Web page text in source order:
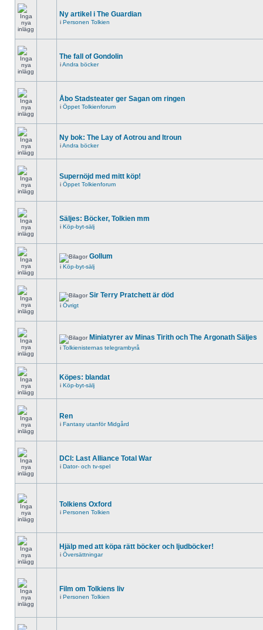
Ny artikel i The Guardian
i Personen Tolkien
The fall of Gondolin
iAndra böcker
Åbo Stadsteater ger Sagan om ringen
i Öppet Tolkienforum
Ny bok: The Lay of Aotrou and Itroun
iAndra böcker
Supernöjd med mitt köp!
i Öppet Tolkienforum
Säljes: Böcker, Tolkien mm
i Köp-byt-sälj
Gollum
i Köp-byt-sälj
Sir Terry Pratchett är död
i Övrigt
Miniatyrer av Minas Tirith och The Argonath Säljes
i Tolkienisternas telegrambyrå
Köpes: blandat
i Köp-byt-sälj
Ren
i Fantasy utanför Midgård
DCI: Last Alliance Total War
i Dator- och tv-spel
Tolkiens Oxford
i Personen Tolkien
Hjälp med att köpa rätt böcker och ljudböcker!
i Översättningar
Film om Tolkiens liv
i Personen Tolkien